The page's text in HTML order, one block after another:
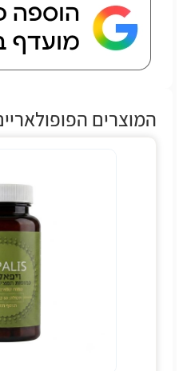
המוצרים